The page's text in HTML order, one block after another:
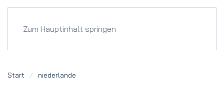
Zum Hauptinhalt springen
Start niederlande